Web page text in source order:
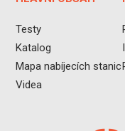
Testy
Katalog
Mapa nabíjecích stanic
Videa